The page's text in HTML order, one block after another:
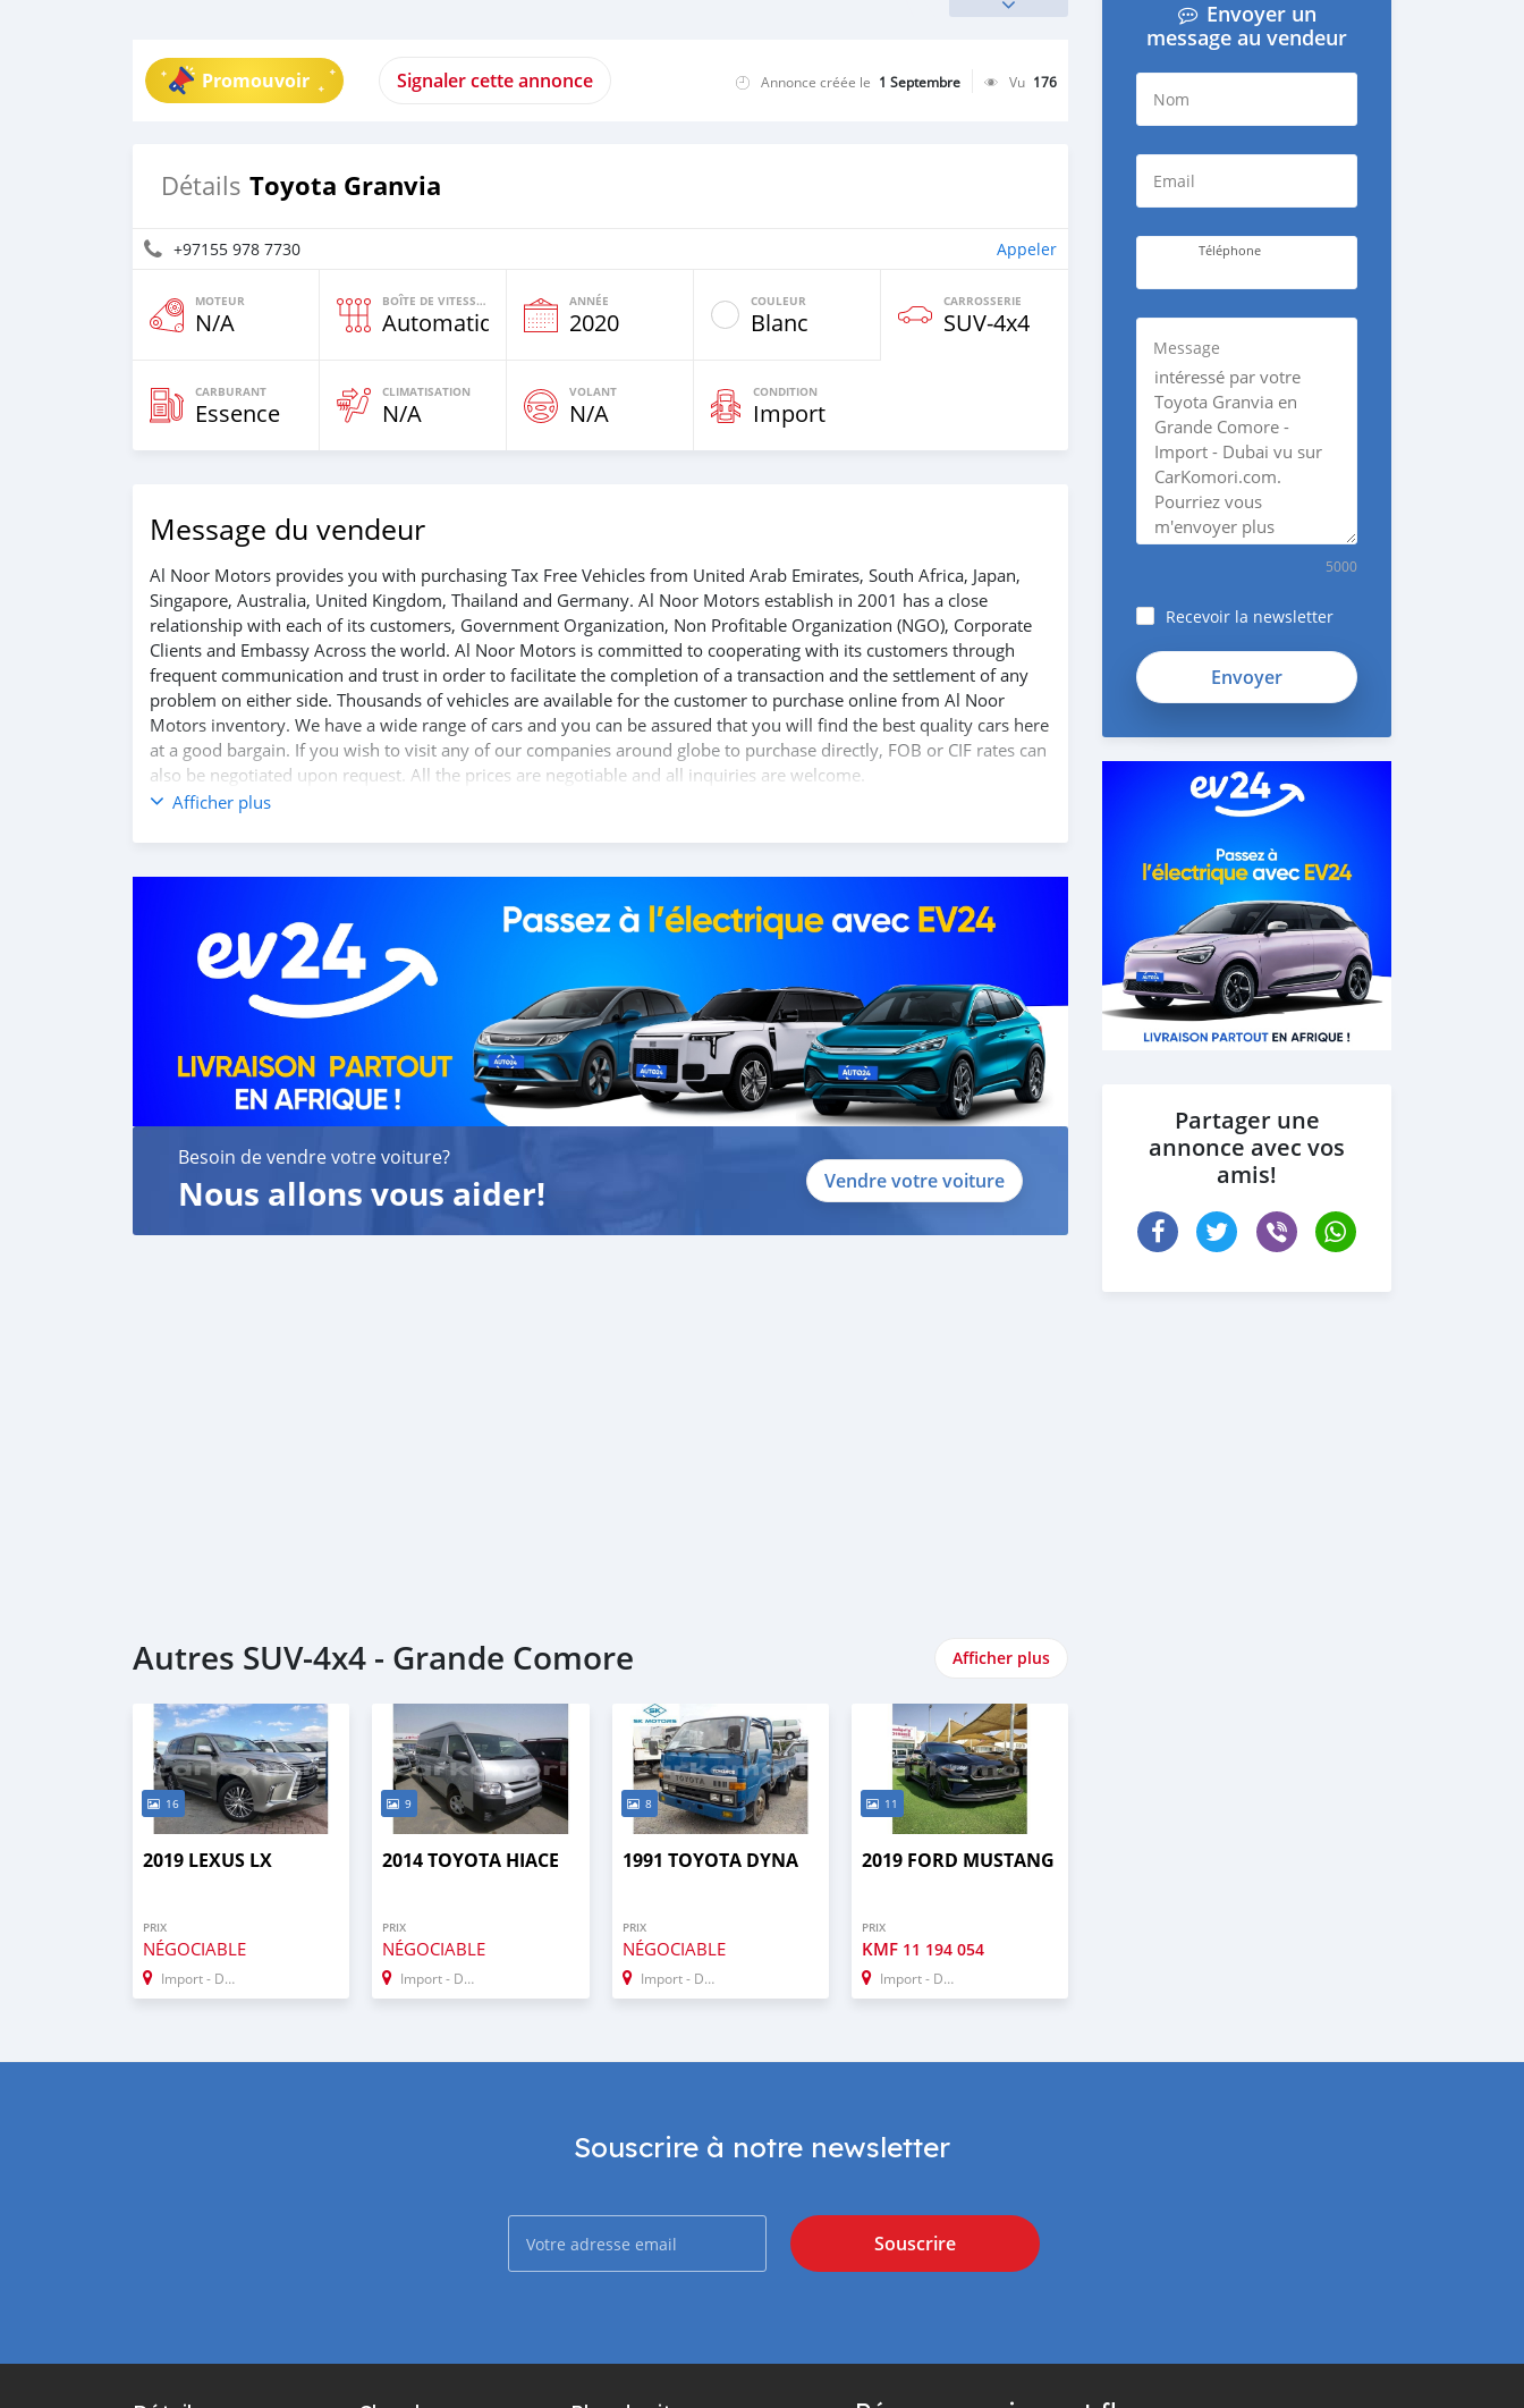
Promouvoir Signaler cette annonce Annonce créée le 1 Septembre Vu 176
Détails Toyota Granvia
+97155 978 7730 Appeler
MOTEUR
N/A
BOÎTE DE VITESSES
Automatique
ANNÉE
2020
COULEUR
Blanc
CARROSSERIE
SUV‒4x4
CARBURANT
Essence
CLIMATISATION
N/A
VOLANT
N/A
CONDITION
Import
Message du vendeur
Al Noor Motors provides you with purchasing Tax Free Vehicles from United Arab Emirates, South Africa, Japan,
Singapore, Australia, United Kingdom, Thailand and Germany. Al Noor Motors establish in 2001 has a close
relationship with each of its customers, Government Organization, Non Profitable Organization (NGO), Corporate
Clients and Embassy Across the world. Al Noor Motors is committed to cooperating with its customers through
frequent communication and trust in order to facilitate the completion of a transaction and the settlement of any
problem on either side. Thousands of vehicles are available for the customer to purchase online from Al Noor
Motors inventory. We have a wide range of cars and you can be assured that you will find the best quality cars here
at a good bargain. If you wish to visit any of our companies around globe to purchase directly, FOB or CIF rates can
also be negotiated upon request. All the prices are negotiable and all inquiries are welcome.
We p
Afficher plus
Besoin de vendre votre voiture?
Nous allons vous aider! Vendre votre voiture
Autres SUV‒4x4 - Grande Comore Afficher plus
16
2019 LEXUS LX
PRIX
NÉGOCIABLE
Import - Dubai
9
2014 TOYOTA HIACE
PRIX
NÉGOCIABLE
Import - Dubai
8
1991 TOYOTA DYNA
PRIX
NÉGOCIABLE
Import - Dubai
11
2019 FORD MUSTANG
PRIX
KMF 11 194 054
Import - Dubai
Envoyer un
message au vendeur
Nom
Email
Téléphone
Message
5000
Recevoir la newsletter
Partager une
annonce avec vos
amis!
Souscrire à notre newsletter
Souscrire